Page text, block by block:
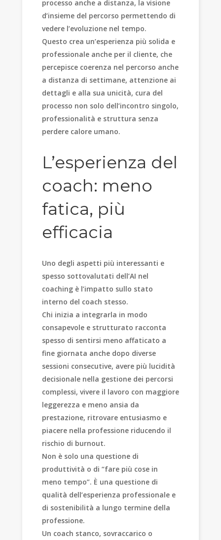
processo anche a distanza, la visione
d’insieme del percorso permettendo di
vedere l’evoluzione nel tempo.
Questo crea un’esperienza più solida e
professionale anche per il cliente, che
percepisce coerenza nel percorso anche
a distanza di settimane, attenzione ai
dettagli e alla sua unicità, cura del
processo non solo dell’incontro singolo,
professionalità e struttura senza
perdere calore umano.
L’esperienza del
coach: meno
fatica, più
efficacia
Uno degli aspetti più interessanti e
spesso sottovalutati dell’AI nel
coaching è l’impatto sullo stato
interno del coach stesso.
Chi inizia a integrarla in modo
consapevole e strutturato racconta
spesso di sentirsi meno affaticato a
fine giornata anche dopo diverse
sessioni consecutive, avere più lucidità
decisionale nella gestione dei percorsi
complessi, vivere il lavoro con maggiore
leggerezza e meno ansia da
prestazione, ritrovare entusiasmo e
piacere nella professione riducendo il
rischio di burnout.
Non è solo una questione di
produttività o di “fare più cose in
meno tempo”. È una questione di
qualità dell’esperienza professionale e
di sostenibilità a lungo termine della
professione.
Un coach stanco, sovraccarico o